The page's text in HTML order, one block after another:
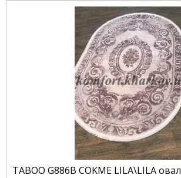
TABOO G886B COKME LILA\LILA овал